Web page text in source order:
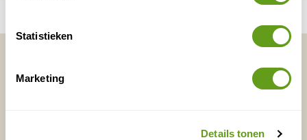
Statistieken
Marketing
Details tonen
Voornaam